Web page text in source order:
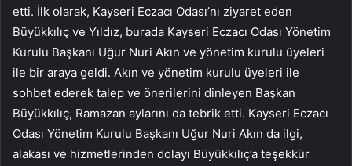
etti. İlk olarak, Kayseri Eczacı Odası’nı ziyaret eden
Büyükkılıç ve Yıldız, burada Kayseri Eczacı Odası Yönetim
Kurulu Başkanı Uğur Nuri Akın ve yönetim kurulu üyeleri
ile bir araya geldi. Akın ve yönetim kurulu üyeleri ile
sohbet ederek talep ve önerilerini dinleyen Başkan
Büyükkılıç, Ramazan aylarını da tebrik etti. Kayseri Eczacı
Odası Yönetim Kurulu Başkanı Uğur Nuri Akın da ilgi,
alakası ve hizmetlerinden dolayı Büyükkılıç’a teşekkür